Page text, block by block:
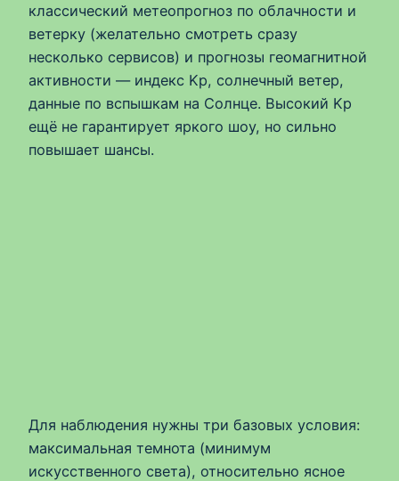
классический метеопрогноз по облачности и
ветерку (желательно смотреть сразу
несколько сервисов) и прогнозы геомагнитной
активности — индекс Kp, солнечный ветер,
данные по вспышкам на Солнце. Высокий Kp
ещё не гарантирует яркого шоу, но сильно
повышает шансы.
Для наблюдения нужны три базовых условия:
максимальная темнота (минимум
искусственного света), относительно ясное